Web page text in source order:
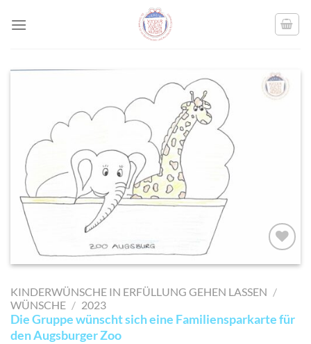
AUF MEINE
SETZEN
KINDERWÜNSCHE IN ERFÜLLUNG GEHEN LASSEN /
WÜNSCHE / 2023
Die Gruppe wünscht sich eine Familiensparkarte für
den Augsburger Zoo